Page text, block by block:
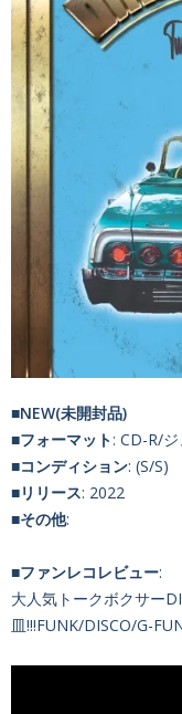
■NEW(未開封品)
■フォーマット: CD-R/
■コンディション: (S/S)
■リリース: 2022
■その他:
■ファンレコレビュー:
大人気トークボクサー
皿!!!FUNK/DISCO/G-